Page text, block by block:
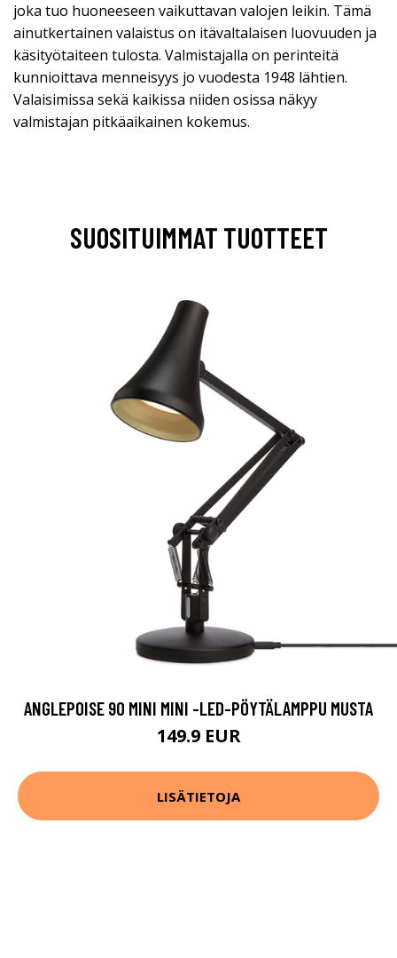
joka tuo huoneeseen vaikuttavan valojen leikin. Tämä
ainutkertainen valaistus on itävaltalaisen luovuuden ja
käsityötaiteen tulosta. Valmistajalla on perinteitä
kunnioittava menneisyys jo vuodesta 1948 lähtien.
Valaisimissa sekä kaikissa niiden osissa näkyy
valmistajan pitkäaikainen kokemus.
SUOSITUIMMAT TUOTTEET
ANGLEPOISE 90 MINI MINI -LED-PÖYTÄLAMPPU MUSTA
149.9 EUR
LISÄTIETOJA